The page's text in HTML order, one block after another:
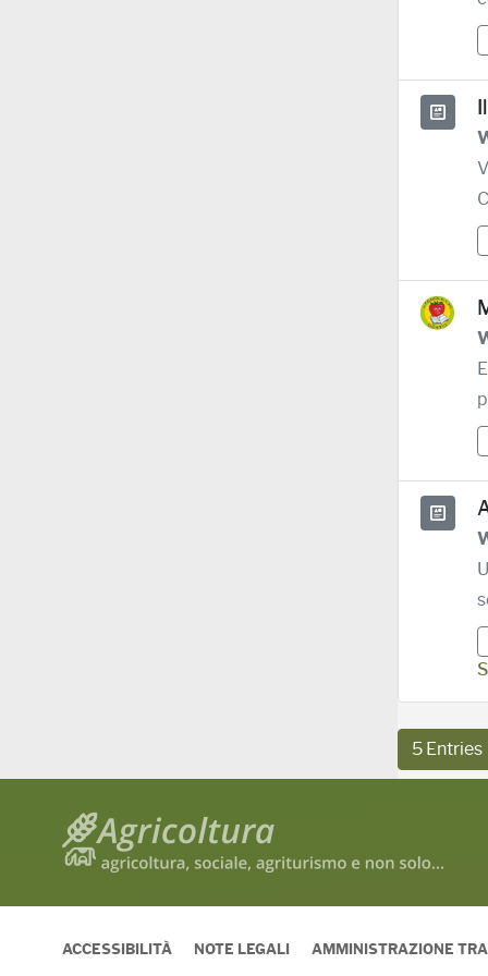
5 Entries
Per
ACCESSIBILITÀ NOTE LEGALI AMMINISTRAZIONE